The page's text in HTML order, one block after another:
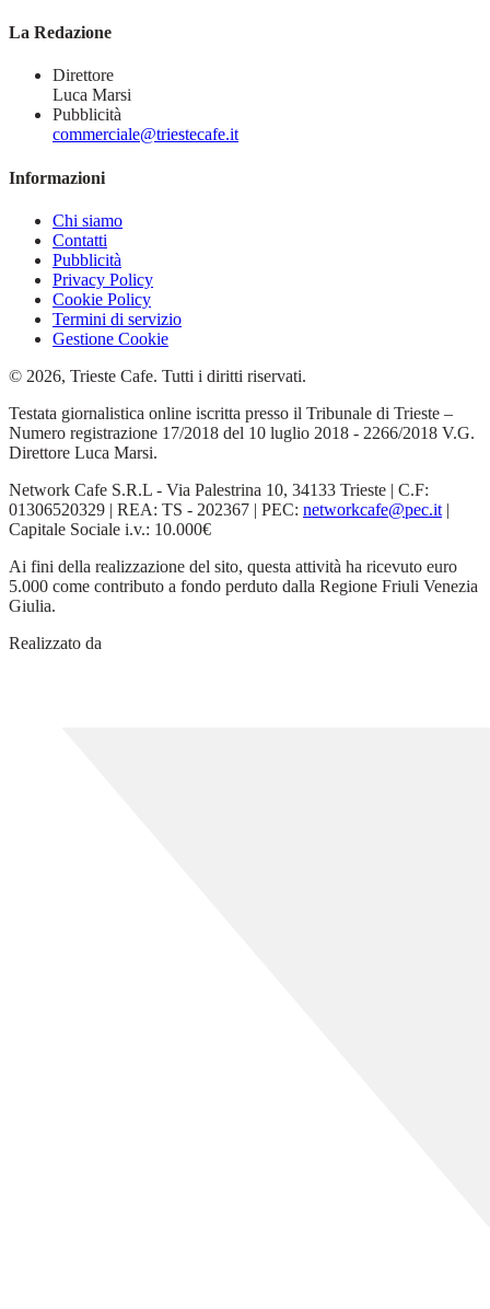
La Redazione
Direttore
Luca Marsi
Pubblicità
commerciale@triestecafe.it
Informazioni
Chi siamo
Contatti
Pubblicità
Privacy Policy
Cookie Policy
Termini di servizio
Gestione Cookie
© 2026, Trieste Cafe. Tutti i diritti riservati.
Testata giornalistica online iscritta presso il Tribunale di Trieste –
Numero registrazione 17/2018 del 10 luglio 2018 - 2266/2018 V.G.
Direttore Luca Marsi.
Network Cafe S.R.L - Via Palestrina 10, 34133 Trieste | C.F:
01306520329 | REA: TS - 202367 | PEC: networkcafe@pec.it |
Capitale Sociale i.v.: 10.000€
Ai fini della realizzazione del sito, questa attività ha ricevuto euro
5.000 come contributo a fondo perduto dalla Regione Friuli Venezia
Giulia.
Realizzato da